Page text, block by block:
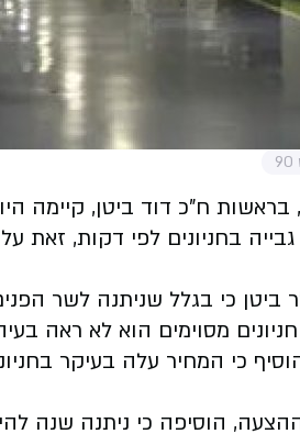
ח"כ דוד ביטן, קיימה
בחניונים לפי דקות, זאת על
ביטן כי בגלל שניתנה לשר
מסוימים הוא לא
כי המחיר עלה בעיקר
הוסיפה כי ניתנה שנה